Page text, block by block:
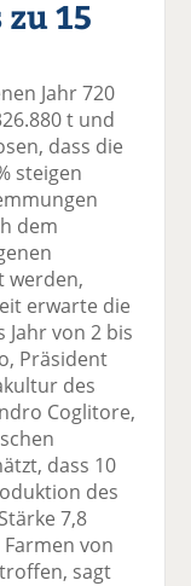
el
a
F
ac
e
b
o
o
k
te
il
e
n
el
t
tt
er
n
el
a
Li
n
k
e
di
n
il
e
n
E
m
ai
v
d
e
n
n
15
Jahr 720
t und
dass die
steigen
dem
werden,
erwarte die
von 2 bis
Präsident
des
Coglitore,
dass 10
des
7,8
von
sagt